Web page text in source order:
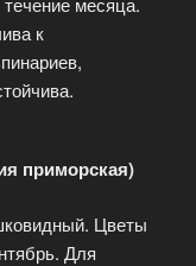
к
приморская)
Цветы
Для